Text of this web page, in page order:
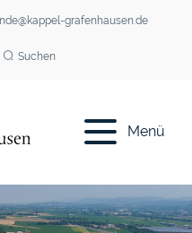
grafenhausen.de
Suchen
Menü